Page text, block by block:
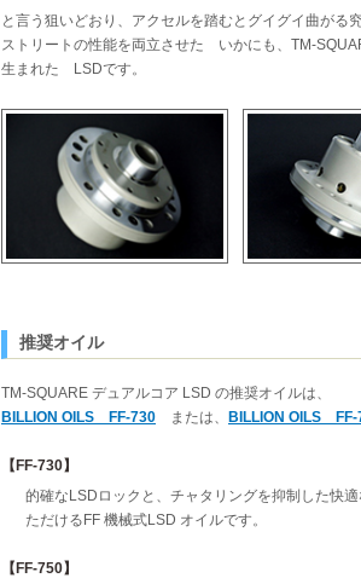
と言う狙いどおり、アクセルを踏むとグイグイ曲がる
ストリートの性能を両立させた いかにも、TM-
生まれた LSDです。
推奨オイル
TM-SQUARE デュアルコア LSD の推奨オイルは、
BILLION OILS FF-730 または、 BILLION OILS FF-
【FF-730】
的確なLSDロックと、チャタリングを抑制した快
ただけるFF 機械式LSD オイルです。
【FF-750】